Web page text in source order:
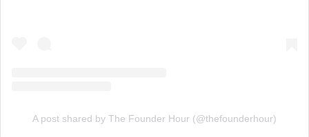
A post shared by The Founder Hour (@thefounderhour)